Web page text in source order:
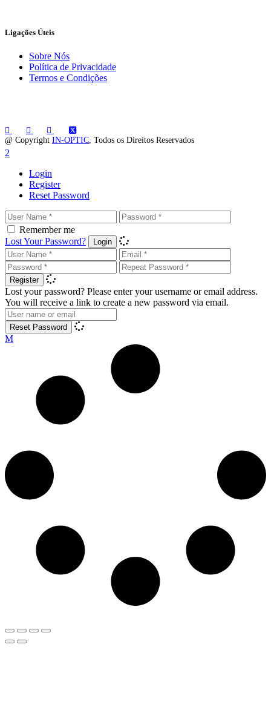
Ligações Úteis
Sobre Nós
Política de Privacidade
Termos e Condições
@ Copyright IN-OPTIC, Todos os Direitos Reservados
Login
Register
Reset Password
Remember me
Lost Your Password?
Login
Register
Lost your password? Please enter your username or email address.
You will receive a link to create a new password via email.
Reset Password